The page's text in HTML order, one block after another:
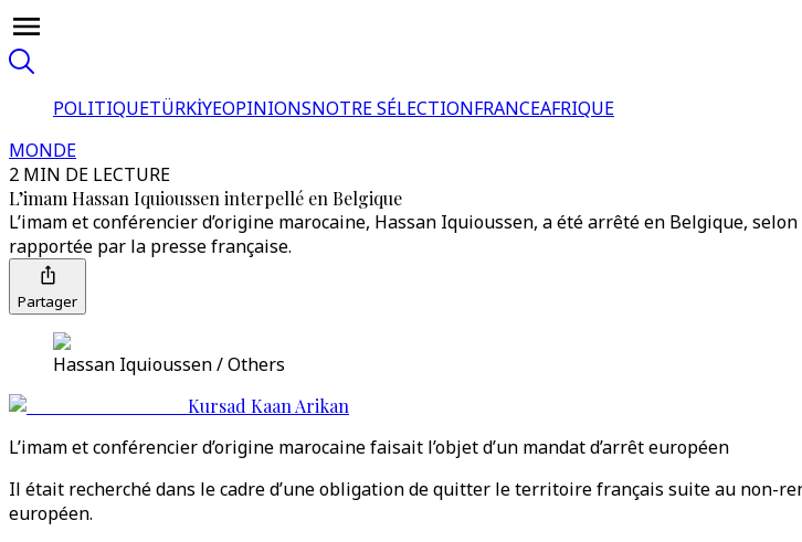
POLITIQUETÜRKİYEOPINIONSNOTRE SÉLECTIONFRANCEAFRIQUE
MONDE
2 MIN DE LECTURE
L’imam Hassan Iquioussen interpellé en Belgique
L’imam et conférencier d’origine marocaine, Hassan Iquioussen, a été arrêté en Belgique,
rapportée par la presse française.
Partager
Hassan Iquioussen / Others
Kursad Kaan Arikan
L’imam et conférencier d’origine marocaine faisait l’objet d’un mandat d’arrêt européen
Il était recherché dans le cadre d’une obligation de quitter le territoire français suite au non-
européen.